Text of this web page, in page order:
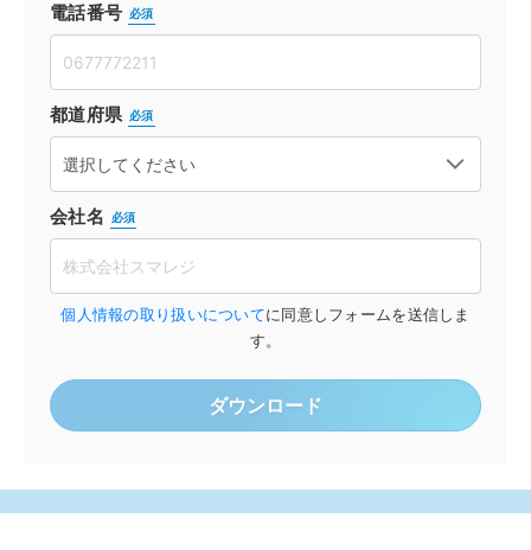
電話番号 必須
都道府県 必須
会社名 必須
個人情報の取り扱いについてに同意しフォームを送信しま
す。